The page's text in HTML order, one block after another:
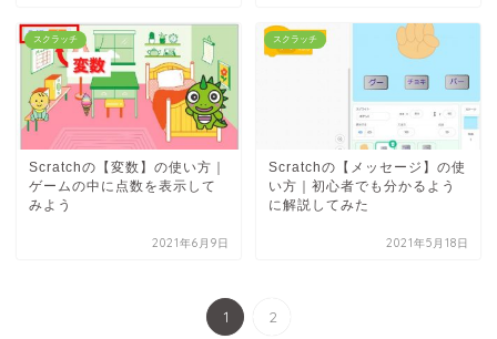
スクラッチ
Scratchの【変数】の使い方｜
ゲームの中に点数を表示して
みよう
2021年6月9日
スクラッチ
Scratchの【メッセージ】の使
い方｜初心者でも分かるよう
に解説してみた
2021年5月18日
1 2